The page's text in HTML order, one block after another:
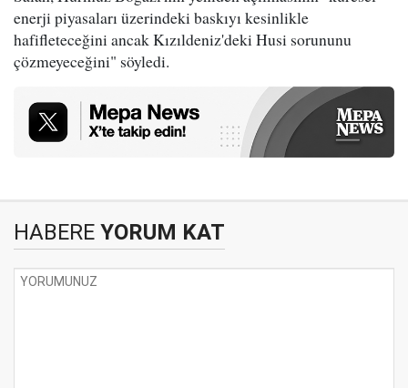
enerji piyasaları üzerindeki baskıyı kesinlikle
hafifleteceğini ancak Kızıldeniz'deki Husi sorununu
çözmeyeceğini" söyledi.
HABERE YORUM KAT